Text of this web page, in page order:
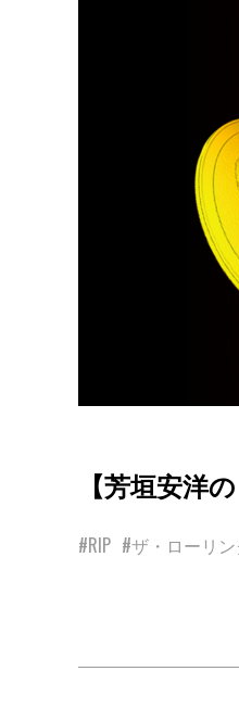
【芳垣安洋
#RIP #ザ・ローリ